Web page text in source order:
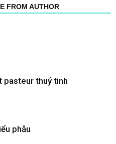
FROM AUTHOR
pasteur thuỷ tinh
phẫu